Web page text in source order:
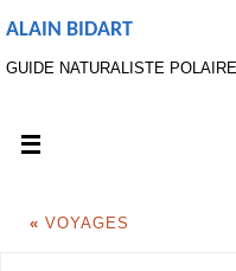
ALAIN BIDART
GUIDE NATURALISTE
« VOYAGES